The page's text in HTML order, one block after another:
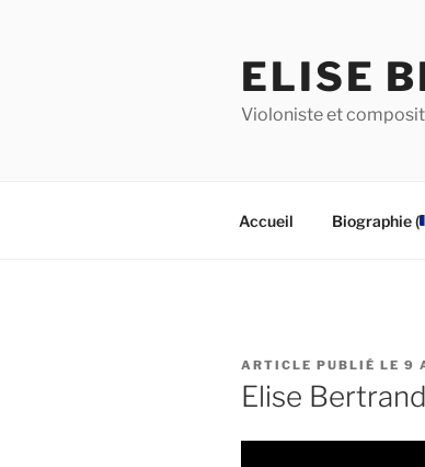
ELISE
Violoniste et
Accueil Biographie (
PUBLIÉ
LE
9
Elise